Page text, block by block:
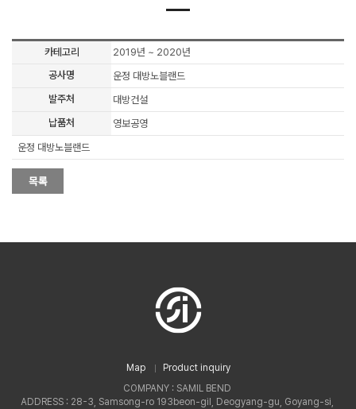
카테고리
2019년 ~ 2020년
공사명
운정 대방노블랜드
발주처
대방건설
납품처
영보공영
운정 대방노블랜드
Map
Product inquiry
COMPANY : SAMIL BEND
ADDRESS : 28-3, Samsong-ro 193beon-gil, Deogyang-gu, Goyang-si,